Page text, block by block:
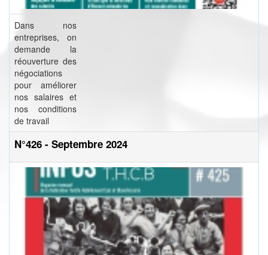
Dans nos
entreprises, on
demande la
réouverture des
négociations
pour améliorer
nos salaires et
nos conditions
de travail
N°426 - Septembre 2024